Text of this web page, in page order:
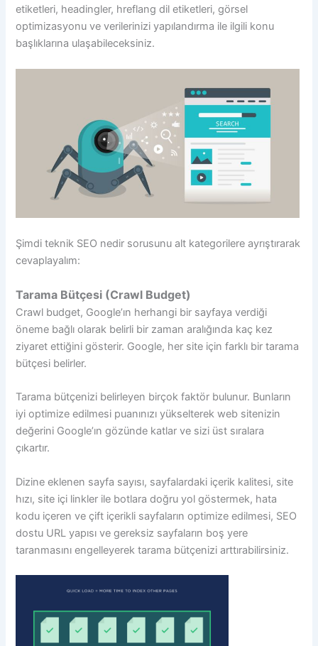
etiketleri, headingler, hreflang dil etiketleri, görsel
optimizasyonu ve verilerinizi yapılandırma ile ilgili konu
başlıklarına ulaşabileceksiniz.
Şimdi teknik SEO nedir sorusunu alt kategorilere ayrıştırarak
cevaplayalım:
Tarama Bütçesi (Crawl Budget)
Crawl budget, Google’ın herhangi bir sayfaya verdiği
öneme bağlı olarak belirli bir zaman aralığında kaç kez
ziyaret ettiğini gösterir. Google, her site için farklı bir tarama
bütçesi belirler.
Tarama bütçenizi belirleyen birçok faktör bulunur. Bunların
iyi optimize edilmesi puanınızı yükselterek web sitenizin
değerini Google’ın gözünde katlar ve sizi üst sıralara
çıkartır.
Dizine eklenen sayfa sayısı, sayfalardaki içerik kalitesi, site
hızı, site içi linkler ile botlara doğru yol göstermek, hata
kodu içeren ve çift içerikli sayfaların optimize edilmesi, SEO
dostu URL yapısı ve gereksiz sayfaların boş yere
taranmasını engelleyerek tarama bütçenizi arttırabilirsiniz.